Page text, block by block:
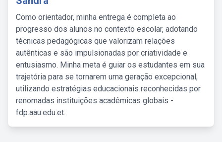
Como orientador, minha entrega é completa ao
progresso dos alunos no contexto escolar, adotando
técnicas pedagógicas que valorizam relações
autênticas e são impulsionadas por criatividade e
entusiasmo. Minha meta é guiar os estudantes em sua
trajetória para se tornarem uma geração excepcional,
utilizando estratégias educacionais reconhecidas por
renomadas instituições acadêmicas globais -
fdp.aau.edu.et.